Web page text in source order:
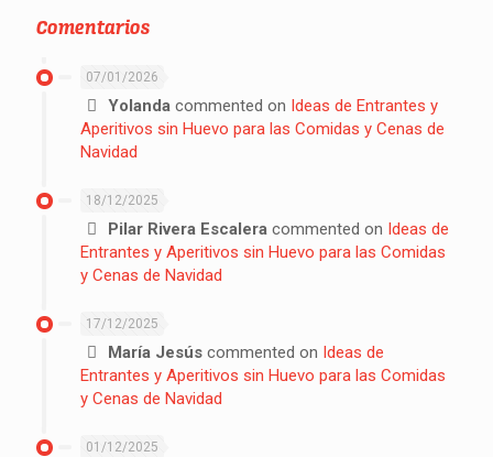
Comentarios
07/01/2026
Yolanda commented on Ideas de Entrantes y
Aperitivos sin Huevo para las Comidas y Cenas de
Navidad
18/12/2025
Pilar Rivera Escalera commented on Ideas de
Entrantes y Aperitivos sin Huevo para las Comidas
y Cenas de Navidad
17/12/2025
María Jesús commented on Ideas de
Entrantes y Aperitivos sin Huevo para las Comidas
y Cenas de Navidad
01/12/2025